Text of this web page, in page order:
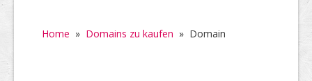
Home » Domains zu kaufen » Domain